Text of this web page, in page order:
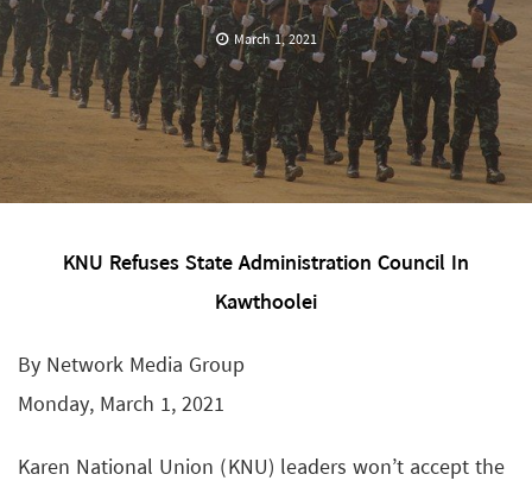
March 1, 2021
KNU Refuses State Administration Council In
Kawthoolei
By Network Media Group
Monday, March 1, 2021
Karen National Union (KNU) leaders won’t accept the